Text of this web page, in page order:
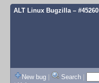
ALT Linux Bugzilla– #45260
New bug | Search |